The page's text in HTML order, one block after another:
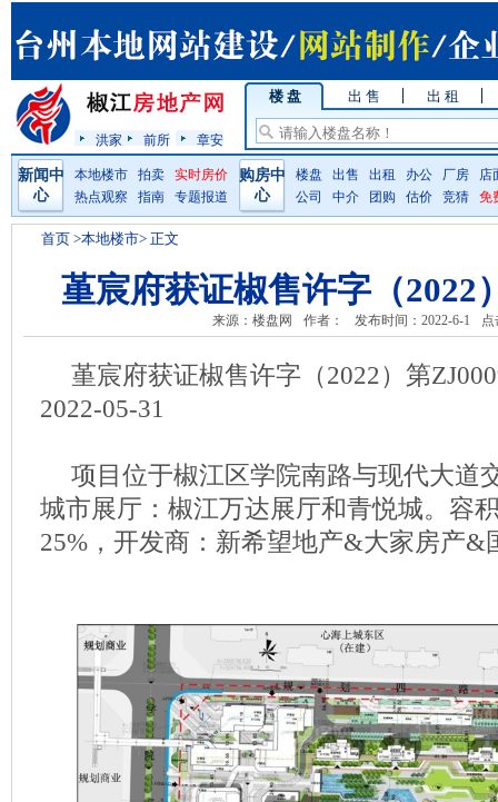
洪家 前所 章安
楼 盘 出 售 出 租
新闻中
心
本地楼市 拍卖
实时房价
热点观察
指南 专题报道
购房中
心
楼盘 出售 出租 办公 厂房
店
公司
中介 团购 估价 竞猜 免
首页 >本地楼市> 正文
堇宸府获证椒售许字（2022
来源：楼盘网 作者： 发布时间：2022-6-1 点
堇宸府获证椒售许字（2022）第
2022-05-31
项目位于椒江区学院南路与现代大道
城市展厅：椒江万达展厅和青悦城。容
25%，开发商：新希望地产&大家房产&